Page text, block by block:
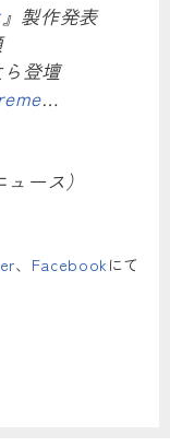
』製作発表
登壇
…
ース）
、 Facebookにて